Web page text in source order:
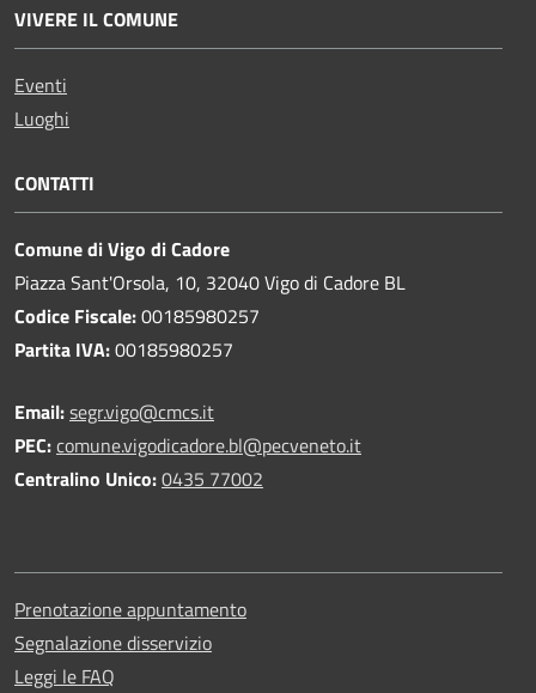
VIVERE IL COMUNE
Eventi
Luoghi
CONTATTI
Comune di Vigo di Cadore
Piazza Sant'Orsola, 10, 32040 Vigo di Cadore BL
Codice Fiscale:00185980257
Partita IVA:00185980257
Email:segr.vigo@cmcs.it
PEC:comune.vigodicadore.bl@pecveneto.it
Centralino Unico:0435 77002
Prenotazione appuntamento
Segnalazione disservizio
Leggi le FAQ